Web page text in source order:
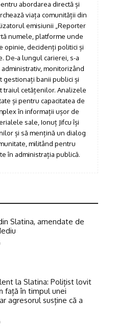
abordarea directă și
viața comunității din
emisiunii „Reporter
numele, platforme unde
opinie, decidenți politici și
De-a lungul carierei, s-a
monitorizând
gestionați banii publici și
traiul cetățenilor. Analizele
și pentru capacitatea de
în informații ușor de
sale, Ionuț Jifcu își
și să mențină un dialog
militând pentru
în administrația publică.
Slatina, amendate de
la Slatina: Polițist lovit
față în timpul unei
agresorul susține că a